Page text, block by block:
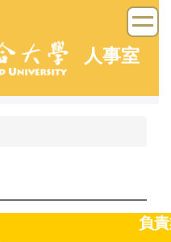
人事室
負